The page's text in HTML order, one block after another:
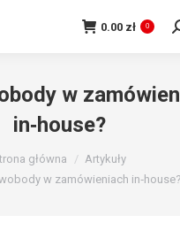
0.00 zł 0
w
in‑house?
główna
Artykuły
w zamówieniach in‑house?